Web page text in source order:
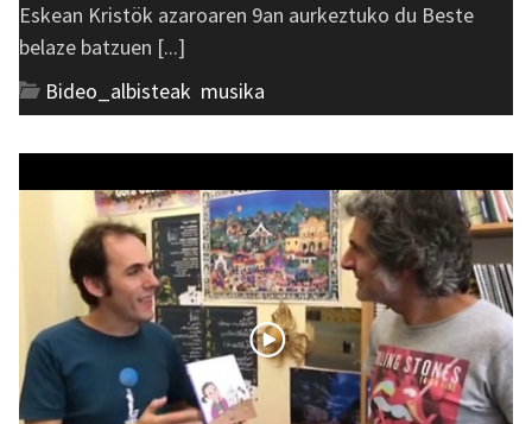
Eskean Kristök azaroaren 9an aurkeztuko du Beste
belaze batzuen [...]
Bideo_albisteak musika